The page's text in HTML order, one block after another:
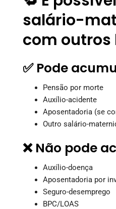
salário-
com outros
✅ Pode
Pensão por morte
Auxílio-acidente
Aposentadoria (se
Outro salário-
❌ Não pode
Auxílio-doença
Aposentadoria por
Seguro-desemprego
BPC/LOAS